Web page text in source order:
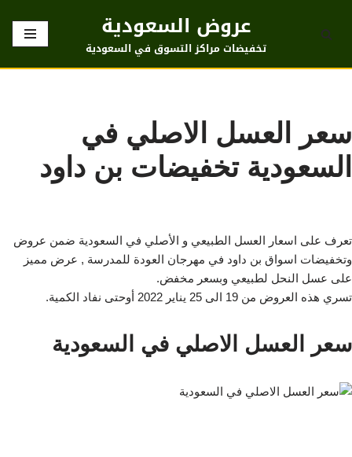
تخطى
عروض السعودية
تخفيضات مراكز التسوق في السعودية
سعر العسل الاصلي في
السعودية تخفيضات بن داود
تعرف على اسعار العسل الطبيعي و الأصلي في السعودية ضمن عروض
وتخفيضات اسواق بن داود في مهرجان العودة للمدرسة , عرض مميز
على عسل النحل لطبيعي وبسعر مخفض.
تسري هذه العروض من 19 الى 25 يناير 2022 أوحتى نفاد الكمية.
سعر العسل الاصلي في السعودية